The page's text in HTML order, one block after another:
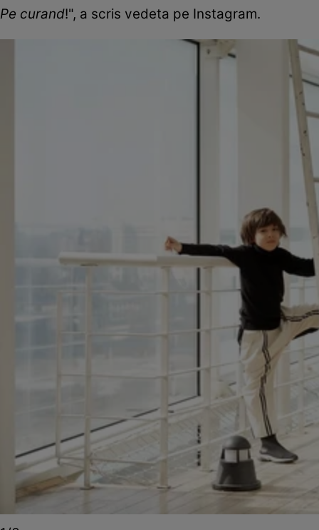
Pe curand!", a scris vedeta pe Instagram.